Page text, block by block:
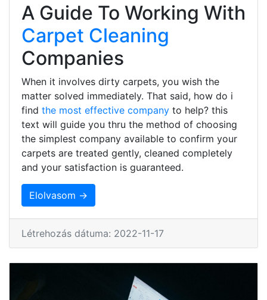
A Guide To Working With
Carpet Cleaning
Companies
When it involves dirty carpets, you wish the
matter solved immediately. That said, how do i
find the most effective company to help? this
text will guide you thru the method of choosing
the simplest company available to confirm your
carpets are treated gently, cleaned completely
and your satisfaction is guaranteed.
Elolvasom →
Létrehozás dátuma: 2022-11-17